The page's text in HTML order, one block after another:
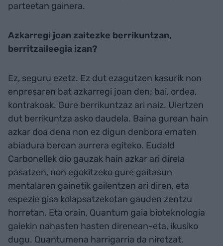
parteetan gainera.
Azkarregi joan zaitezke berrikuntzan,
berritzaileegia izan?
Ez, seguru ezetz. Ez dut ezagutzen kasurik non
enpresaren bat azkarregi joan den; bai, ordea,
kontrakoak. Gure berrikuntzaz ari naiz. Ulertzen
dut berrikuntza asko daudela. Baina gurean hain
azkar doa dena non ez digun denbora ematen
abiadura berean aurrera egiteko. Eudald
Carbonellek dio gauzak hain azkar ari direla
pasatzen, non egokitzeko gure gaitasun
mentalaren gainetik gailentzen ari diren, eta
espezie gisa kolapsatzekotan gauden zentzu
horretan. Eta orain, Quantum gaia bioteknologia
gaiekin nahasten hasten direnean-eta, ikusiko
dugu. Quantumena harrigarria da niretzat.